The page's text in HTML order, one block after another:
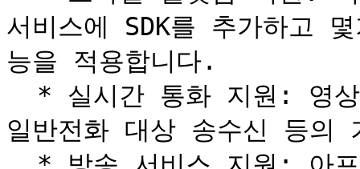
서비스에 SDK를 추가하고
능을 적용합니다.
일반전화 대상 송수신 등의